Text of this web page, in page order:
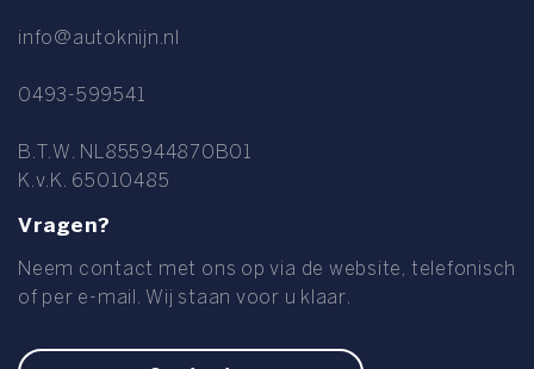
info@autoknijn.nl
0493-599541
B.T.W. NL855944870B01
K.v.K. 65010485
Vragen?
Neem contact met ons op via de website, telefonisch
of per e-mail. Wij staan voor u klaar.